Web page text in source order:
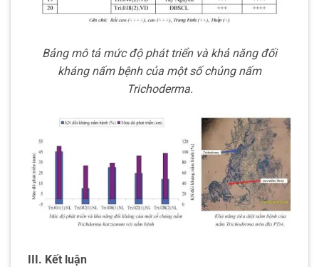
Bảng mô tả mức độ phát triển và khả năng đối
kháng nấm bệnh của một số chủng nấm
Trichoderma.
III. Kết luận